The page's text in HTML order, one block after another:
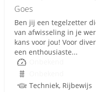
Goes
Ben jij een tegelzetter
van afwisseling in je
kans voor jou! Voor
een enthousiaste...
Techniek, Rijbewijs